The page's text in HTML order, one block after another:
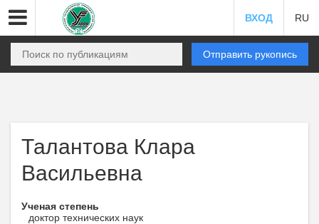
ВХОД RU
Отправить рукопись
Талантова Клара
Васильевна
Ученая степень
доктор технических наук